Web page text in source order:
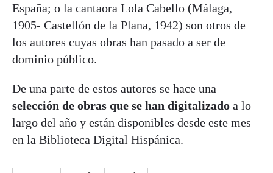
España; o la cantaora Lola Cabello (Málaga,
1905- Castellón de la Plana, 1942) son otros de
los autores cuyas obras han pasado a ser de
dominio público.
De una parte de estos autores se hace una
selección de obras que se han digitalizado a lo
largo del año y están disponibles desde este mes
en la Biblioteca Digital Hispánica.